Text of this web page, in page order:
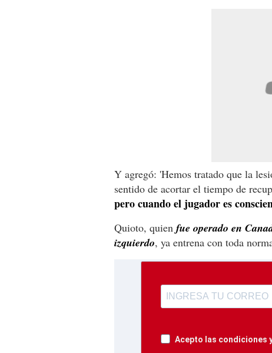
Y agregó: 'Hemos tratado que la
sentido de acortar el tiempo de
pero cuando el jugador es
Quioto, quien fue operado en
izquierdo, ya entrena con toda
Acepto las condiciones